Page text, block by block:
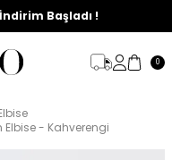
Başladı !
Keşfet !
0
Elbise - Kahverengi